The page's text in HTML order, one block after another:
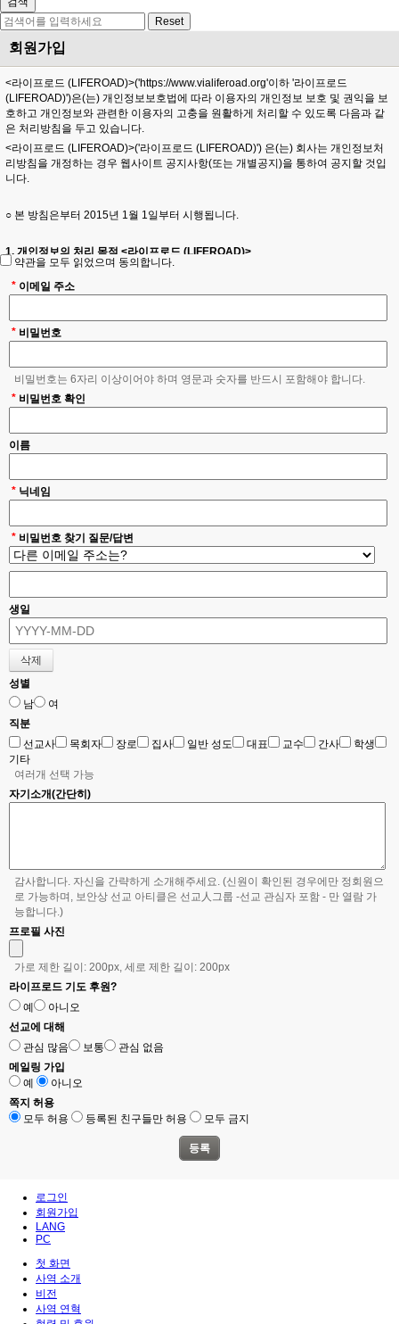
회원가입
<라이프로드 (LIFEROAD)>('https://www.vialiferoad.org'이하 '라이프로드
(LIFEROAD)')은(는) 개인정보보호법에 따라 이용자의 개인정보 보호 및 권익을 보
호하고 개인정보와 관련한 이용자의 고충을 원활하게 처리할 수 있도록 다음과 같
은 처리방침을 두고 있습니다.
<라이프로드 (LIFEROAD)>('라이프로드 (LIFEROAD)') 은(는) 회사는 개인정보처
리방침을 개정하는 경우 웹사이트 공지사항(또는 개별공지)을 통하여 공지할 것입
니다.
○ 본 방침은부터 2015년 1월 1일부터 시행됩니다.
1. 개인정보의 처리 목적 <라이프로드 (LIFEROAD)>
('https://www.vialiferoad.org'이하 '라이프로드 (LIFEROAD)')
다음의 목적을 위해 처리합니다. 처리한 개인정보는 다음의 목적이외의 용도로는
사용되지 않으며 이용 목적이 변경될 시에는 사전동의를 구할 예정입니다.
가. 홈페이지 회원가입 및 관리
리, 제한적 본인확인제 시행에 따른 본인확인, 서비스 부정이용 방지, 만14세 미만
아동 개인정보 수집 시 법정대리인 동의 여부 확인, 각종 고지·통지, 고충처리 등을
목적으로 개인정보를 처리합니다.
2. 개인정보 파일 현황
- 개인정보 항목 : 이메일, 휴대전화번호, 비밀번호 질문과 답, 비밀번호, 로그인ID,
성별, 이름, 서비스 이용 기록, 접속 로그, 쿠키, 접속 IP 정보
- 보유근거 : 정보주체의 동의
- 보유기간 : 회원탈퇴 전까지
①<라이프로드 (LIFEROAD)>('라이프로드 (LIFEROAD)')
보유,이용기간 내에서 개인정보를 처리,보유합니다.
② 각각의 개인정보 처리 및 보유 기간은 다음과 같습니다.
1.<홈페이지 회원가입 및 관리>
<홈페이지 회원가입 및 관리>와 관련한 개인정보는 수집.이용에 관한 동의일로부
터<회원탈퇴 전까지>까지 위 이용목적을 위하여 보유.이용됩니다.
-보유근거 : 정보주체의 동의
-관련법령 :
-예외사유 :
4. 정보주체와 법정대리인의 권리·의무 및 그 행사방법 이용자는 개인정보주체로써
② 제1항에 따른 권리 행사는라이프로드 (LIFEROAD)에 대해 개인정보 보호법 시
행령 제41조제1항에 따라 서면, 전자우편, 모사전송(FAX) 등을 통하여 하실 수 있으
며 라이프로드 (LIFEROAD)은(는) 이에 대해 지체 없이 조치하겠습니다.
③ 제1항에 따른 권리 행사는 정보주체의 법정대리인이나 위임을 받은 자 등 대리인
을 통하여 하실 수 있습니다. 이 경우 개인정보 보호법 시행규칙 별지 제11호 서식
에 따른 위임장을 제출하셔야 합니다.
④ 개인정보 열람 및 처리정지 요구는 개인정보보호법 제35조 제5항, 제37조 제2항
에 의하여 정보주체의 권리가 제한 될 수 있습니다.
⑤ 개인정보의 정정 및 삭제 요구는 다른 법령에서 그 개인정보가 수집 대상으로 명
시되어 있는 경우에는 그 삭제를 요구할 수 없습니다.
⑥ 라이프로드 (LIFEROAD)은(는) 정보주체 권리에 따른 열람의 요구, 정정·삭제의
요구, 처리정지의 요구 시 열람 등 요구를 한 자가 본인이거나 정당한 대리인인지를
확인합니다.
5. 처리하는 개인정보의 항목 작성
① <라이프로드 (LIFEROAD)>('https://www.vialiferoad.org'이하 '라이프로드
은(는) 다음의 개인정보 항목을 처리하고 있습니다.
- 필수항목 : 이메일, 비밀번호 질문과 답, 비밀번호, 로그인ID, 성별, 생년월일, 이름
6. 개인정보의 파기
원칙적으로 개인정보 처리목적이 달성된 경우에는 지체없이 해당 개인정보를 파기
-파기절차
이용자가 입력한 정보는 목적 달성 후 별도의 DB에 옮겨져(종이의 경우 별도의 서
약관을 모두 읽었으며 동의합니다.
이메일 주소
*
비밀번호
*
비밀번호는 6자리 이상이어야 하며 영문과 숫자를 반드시 포함해야 합니다.
비밀번호 확인
*
이름
* 닉네임
* 비밀번호 찾기 질문/답변
생일
성별
남
여
직분
선교사
목회자 장로 집사 일반 성도 대표 교수 간사
학생
기타
여러개 선택 가능
자기소개(간단히)
감사합니다. 자신을 간략하게 소개해주세요. (신원이 확인된 경우에만 정회원으
로 가능하며, 보안상 선교 아티클은 선교人그룹 -선교 관심자 포함 - 만 열람 가
능합니다.)
프로필 사진
가로 제한 길이: 200px, 세로 제한 길이: 200px
라이프로드 기도 후원?
예
아니오
선교에 대해
관심 많음
보통
관심 없음
메일링 가입
예
아니오
쪽지 허용
모두 허용
등록된 친구들만 허용 모두 금지
로그인
회원가입
LANG
PC
첫 화면
사역 소개
비전
사역 연혁